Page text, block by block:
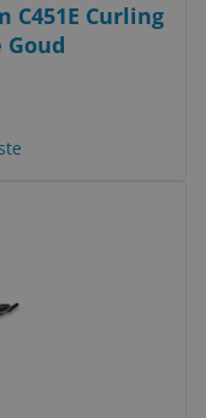
C451E Curling
Goud